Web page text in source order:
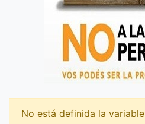
No está definida la variable